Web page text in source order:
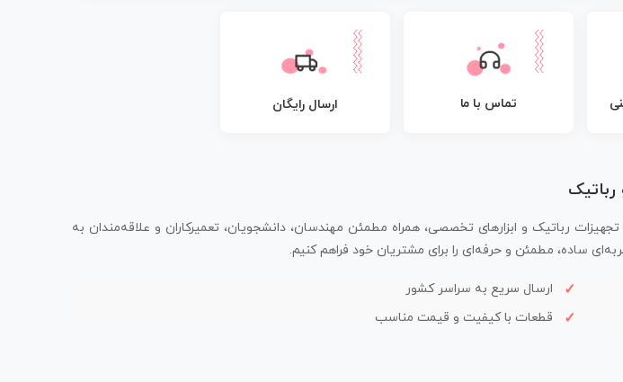
تماس با ما ارسال رایگان
رباتیک و ابزارهای تخصصی، همراه مطمئن مهندسان، دانشجویان، تعمیرکاران و علاقه‌مندان به
ساده، مطمئن و حرفه‌ای را برای مشتریان خود فراهم کنیم.
ارسال سریع به سراسر کشور
قطعات با کیفیت و قیمت مناسب